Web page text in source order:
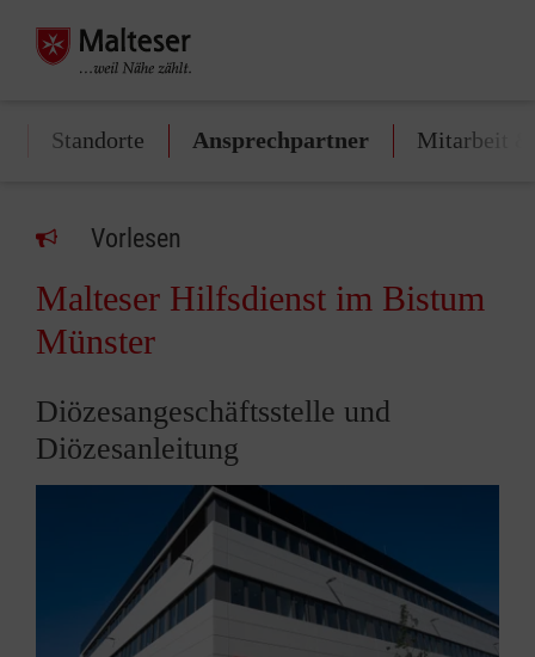
Standorte Ansprechpartner Mitarbeit &
Vorlesen
Malteser Hilfsdienst im Bistum
Münster
Diözesangeschäftsstelle und
Diözesanleitung